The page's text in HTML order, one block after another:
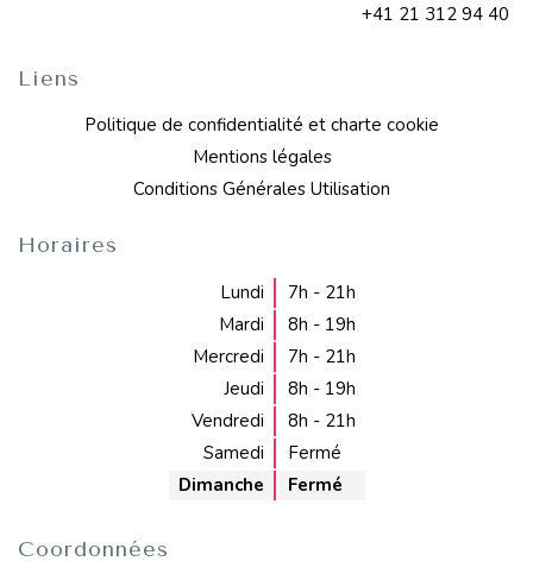
+41 21 312 94 40
Liens
Politique de confidentialité et charte cookie
Mentions légales
Conditions Générales Utilisation
Horaires
Lundi
7h - 21h
Mardi
8h - 19h
Mercredi
7h - 21h
Jeudi
8h - 19h
Vendredi
8h - 21h
Samedi
Fermé
Dimanche
Fermé
Coordonnées